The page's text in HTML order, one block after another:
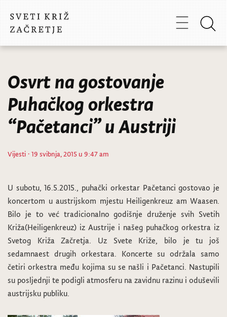
Osvrt na gostovanje
Puhačkog orkestra
“Pačetanci” u Austriji
Vijesti · 19 svibnja, 2015 u 9:47 am
U subotu, 16.5.2015., puhački orkestar Pačetanci gostovao je
koncertom u austrijskom mjestu Heiligenkreuz am Waasen.
Bilo je to već tradicionalno godišnje druženje svih Svetih
Križa(Heiligenkreuz) iz Austrije i našeg puhačkog orkestra iz
Svetog Križa Začretja. Uz Svete Križe, bilo je tu još
sedamnaest drugih orkestara. Koncerte su održala samo
četiri orkestra među kojima su se našli i Pačetanci. Nastupili
su posljednji te podigli atmosferu na zavidnu razinu i oduševili
austrijsku publiku.